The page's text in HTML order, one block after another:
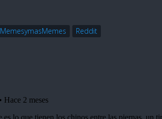
MemesymasMemes Reddit